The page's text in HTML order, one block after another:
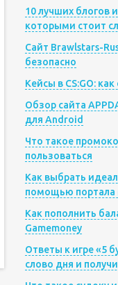
10 лучших блогов
которыми стоит
Сайт Brawlstars-
безопасно
Кейсы в CS:GO:
Обзор сайта
для Android
Что такое
пользоваться
Как выбрать
помощью портала
Как пополнить
Gamemoney
Ответы к игре «5
слово дня и